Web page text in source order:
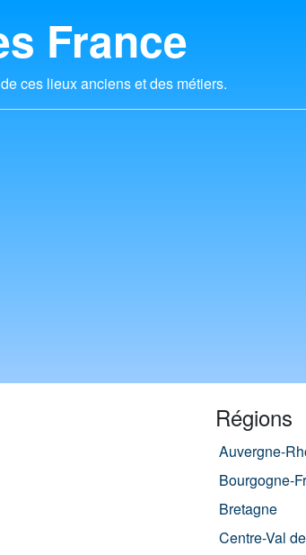
France
ces lieux anciens et des métiers.
Régions
Auvergne-
Bourgogne-
Bretagne
Centre-Val